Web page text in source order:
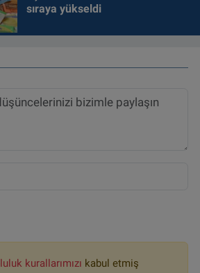
sıraya yükseldi
kurallarımızı kabul etmiş